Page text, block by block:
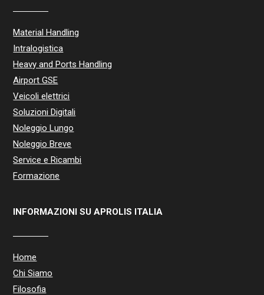
Material Handling
Intralogistica
Heavy and Ports Handling
Airport GSE
Veicoli elettrici
Soluzioni Digitali
Noleggio Lungo
Noleggio Breve
Service e Ricambi
Formazione
INFORMAZIONI SU APROLIS ITALIA
Home
Chi Siamo
Filosofia